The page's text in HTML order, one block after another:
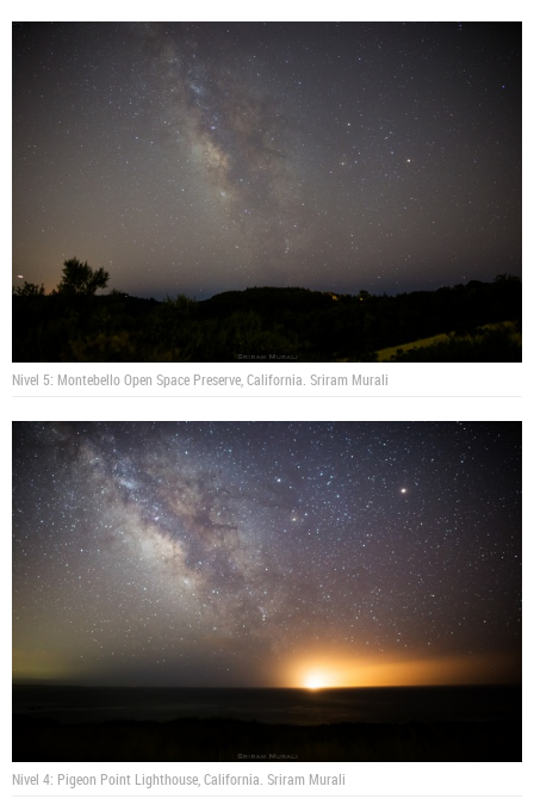
Nivel 5: Montebello Open Space Preserve, California. Sriram Murali
Nivel 4: Pigeon Point Lighthouse, California. Sriram Murali